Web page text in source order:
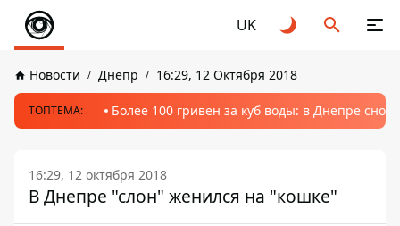
UK
Новости Днепр 16:29, 12 Октября 2018
ТОПТЕМА: Более 100 гривен за куб воды: в Днепре
16:29, 12 октября 2018
В Днепре "слон" женился на "кошке"